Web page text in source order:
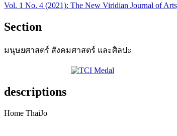
Vol. 1 No. 4 (2021): The New Viridian Journal of
Section
มนุษยศาสตร์ สังคมศาสตร์ และศิลปะ
descriptions
Home ThaiJo